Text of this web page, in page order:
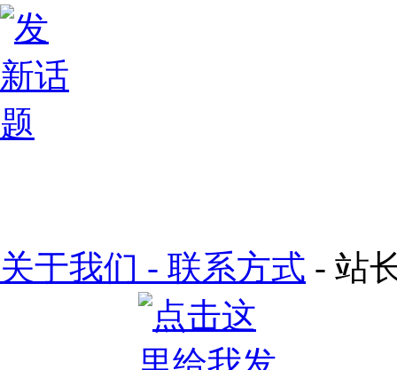
关于我们 - 联系方式 - 站